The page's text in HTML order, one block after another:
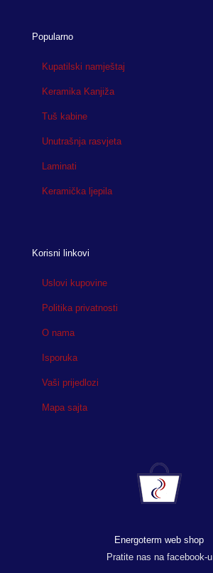
Popularno
Kupatilski namještaj
Keramika Kanjiža
Tuš kabine
Unutrašnja rasvjeta
Laminati
Keramička ljepila
Korisni linkovi
Uslovi kupovine
Politika privatnosti
O nama
Isporuka
Vaši prijedlozi
Mapa sajta
Energoterm web shop
Pratite nas na facebook-u